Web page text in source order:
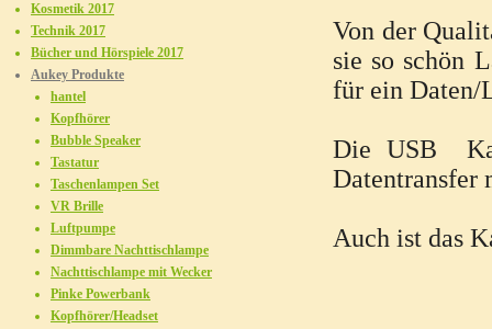
Von der
sie so schön
für ein Daten/
Die USB
Datentransfer
Auch ist das
Kosmetik 2017
Technik 2017
Bücher und Hörspiele 2017
Aukey Produkte
hantel
Kopfhörer
Bubble Speaker
Tastatur
Taschenlampen Set
VR Brille
Luftpumpe
Dimmbare Nachttischlampe
Nachttischlampe mit Wecker
Pinke Powerbank
Kopfhörer/Headset